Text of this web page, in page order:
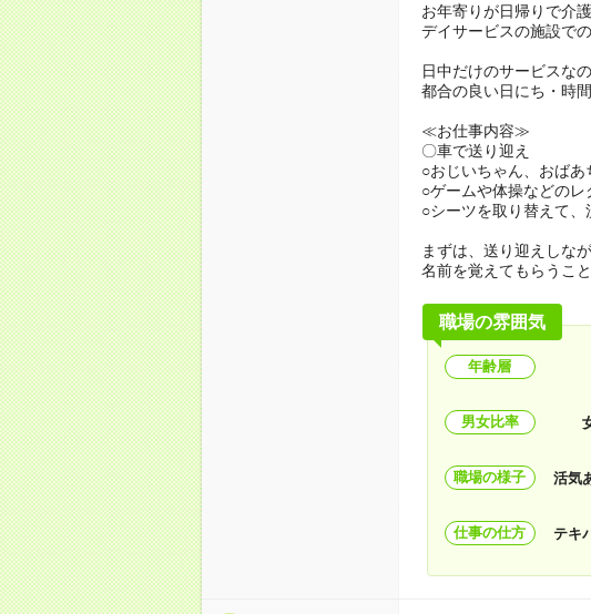
お年寄りが日帰りで介
デイサービスの施設での
日中だけのサービスな
都合の良い日にち・時
≪お仕事内容≫
〇車で送り迎え
○おじいちゃん、おばあ
○ゲームや体操などのレ
○シーツを取り替えて、
まずは、送り迎えしな
名前を覚えてもらうこ
職場の雰囲気
年齢層
男女比率
職場の様子 活気
仕事の仕方 テキ